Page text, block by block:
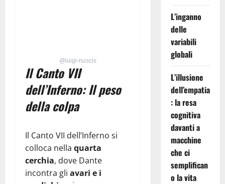
@luigi-nuscis
Il Canto VII
dell’Inferno: Il peso
della colpa
Il Canto VII dell’Inferno si
colloca nella quarta
cerchia, dove Dante
incontra gli avari e i
L’inganno
delle
variabili
globali
L’illusione
dell’empatia
: la resa
cognitiva
davanti a
macchine
che ci
semplifican
o la vita